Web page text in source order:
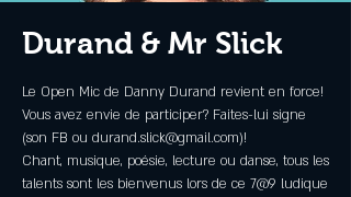
Durand & Mr Slick
Le Open Mic de Danny Durand revient en force!
Vous avez envie de participer? Faites-lui signe
(son FB ou durand.slick@gmail.com)!
Chant, musique, poésie, lecture ou danse, tous les
talents sont les bienvenus lors de ce 7@9 ludique